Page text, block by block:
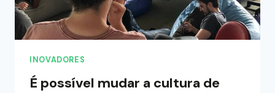
INOVADORES
É possível mudar a cultura de